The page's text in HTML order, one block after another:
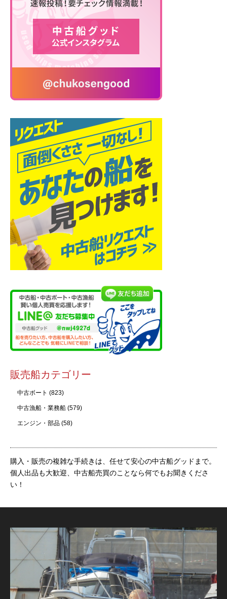
販売船カテゴリー
中古ボート (823)
中古漁船・業務船 (579)
エンジン・部品 (58)
購入・販売の複雑な手続きは、任せて安心の中古船グッドまで。
個人出品も大歓迎、中古船売買のことなら何でもお聞きくださ
い！